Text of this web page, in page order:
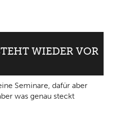
WIEDER VOR
Seminare, dafür aber
was genau steckt